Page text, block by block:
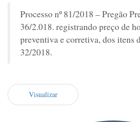
Processo nº 81/2018 – Pregão
36/2.018. registrando preço de
preventiva e corretiva, dos itens
32/2018.
Visualizar